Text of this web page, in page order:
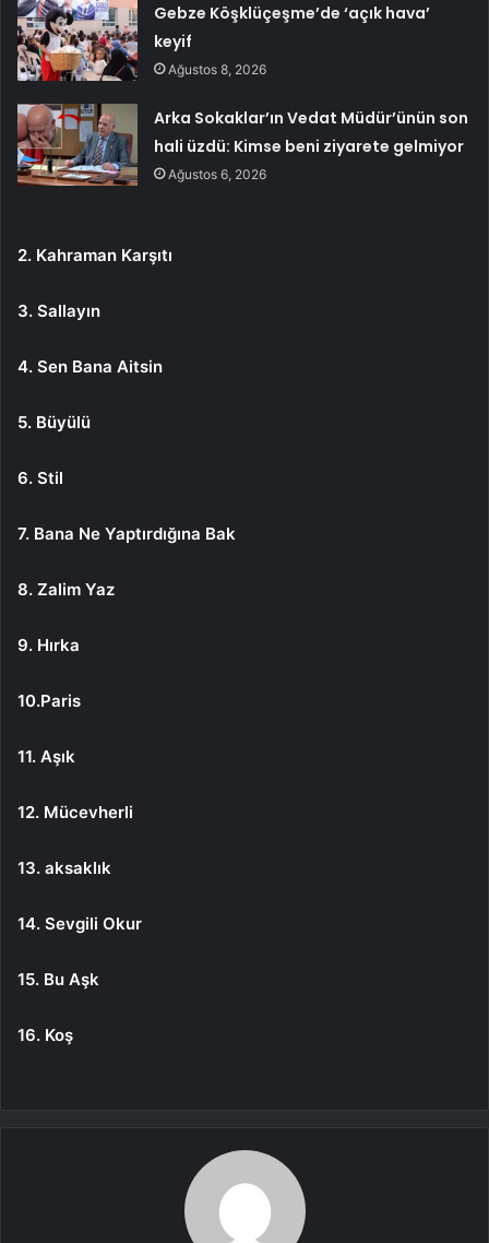
Gebze Köşklüçeşme’de ‘açık hava’
keyif
Ağustos 8, 2026
Arka Sokaklar’ın Vedat Müdür’ünün son
hali üzdü: Kimse beni ziyarete gelmiyor
Ağustos 6, 2026
2. Kahraman Karşıtı
3. Sallayın
4. Sen Bana Aitsin
5. Büyülü
6. Stil
7. Bana Ne Yaptırdığına Bak
8. Zalim Yaz
9. Hırka
10.Paris
11. Aşık
12. Mücevherli
13. aksaklık
14. Sevgili Okur
15. Bu Aşk
16. Koş